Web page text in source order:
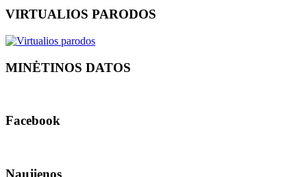
VIRTUALIOS PARODOS
MINĖTINOS DATOS
Facebook
Naujienos